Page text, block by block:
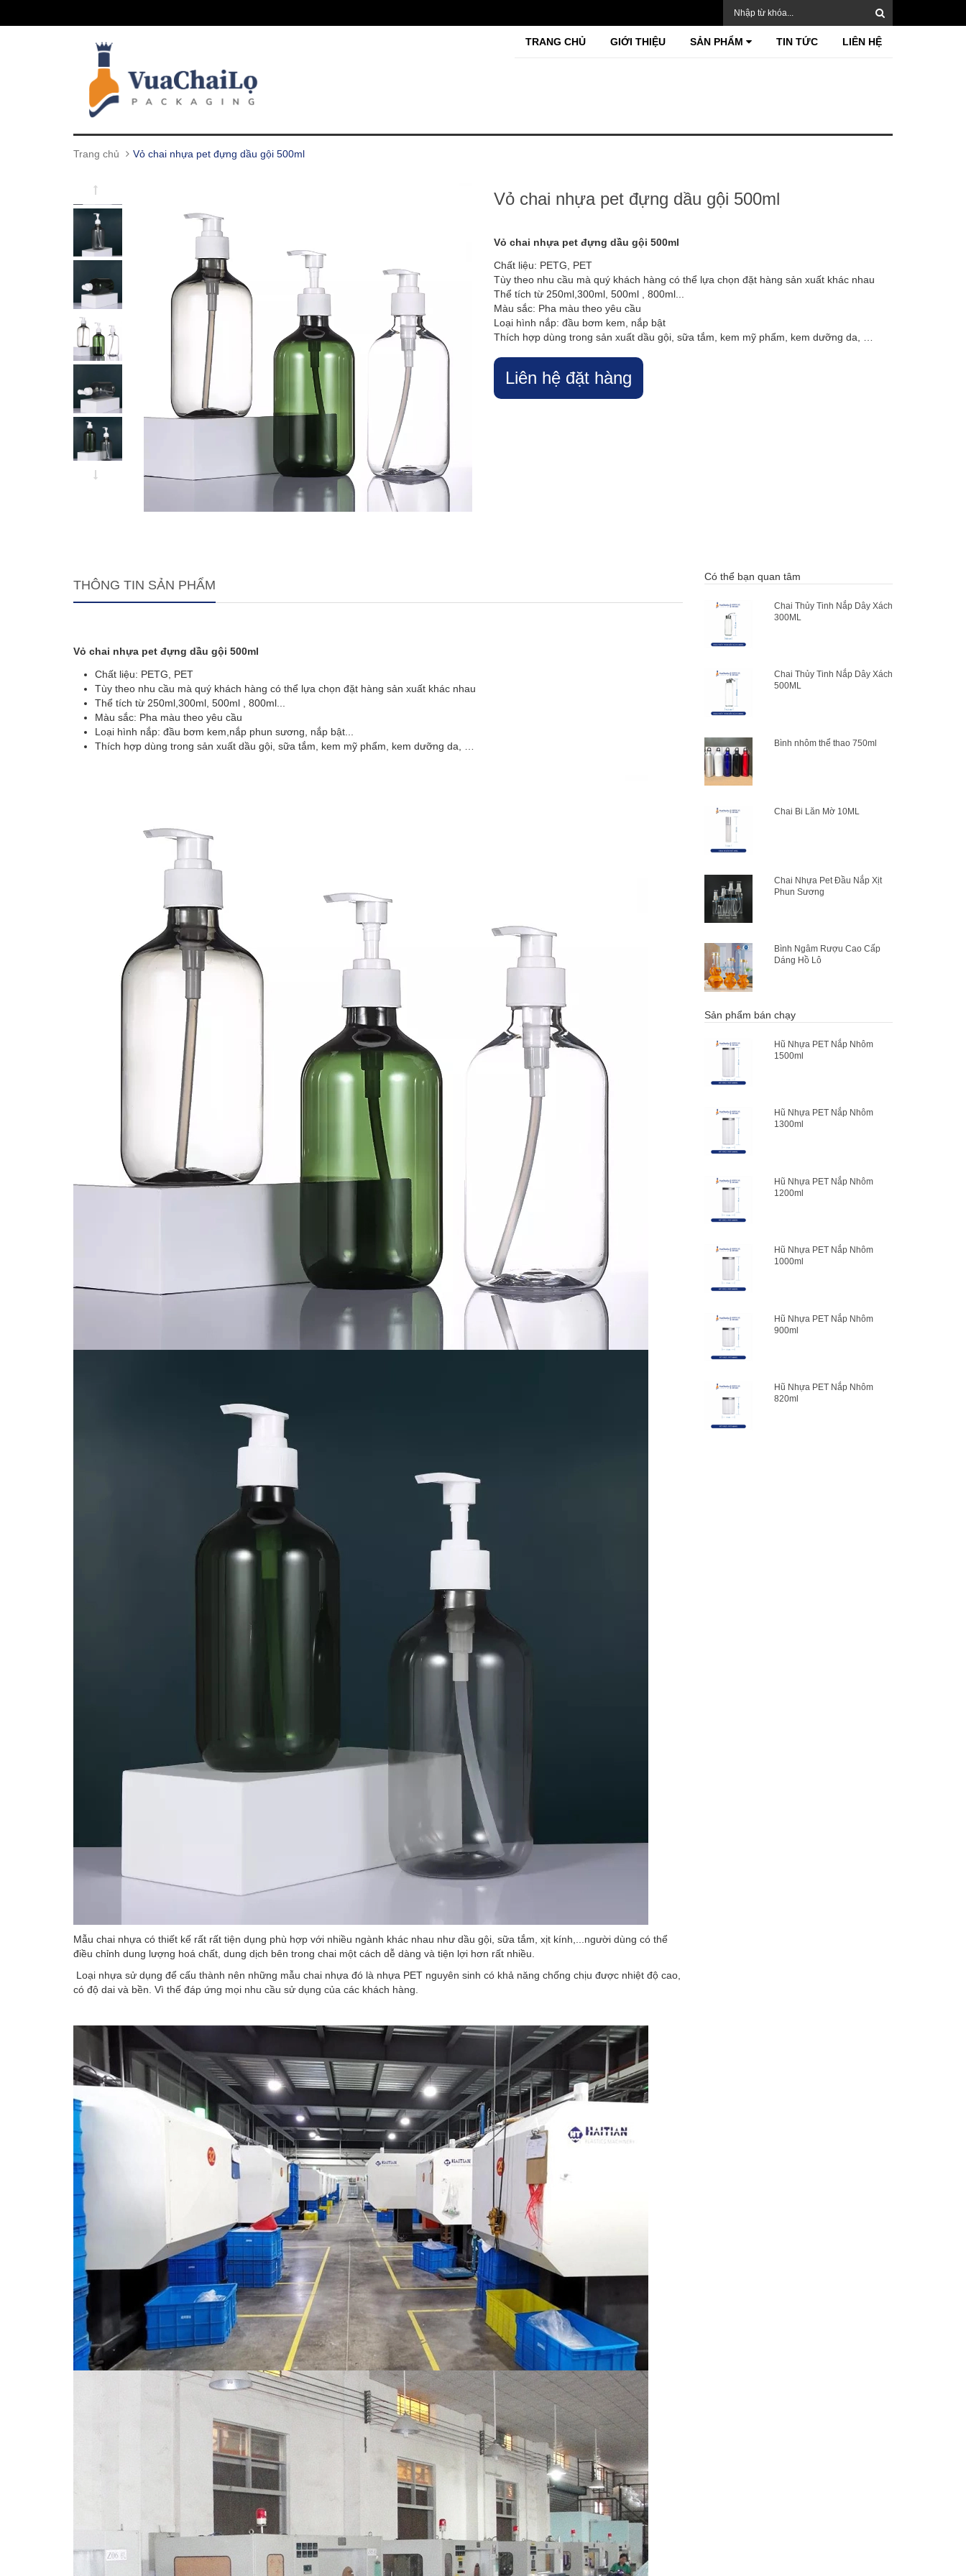
TRANG CHỦ GIỚI THIỆU SẢN PHẨM TIN TỨC LIÊN HỆ
Trang chủ Vỏ chai nhựa pet đựng dầu gội 500ml
Vỏ chai nhựa pet đựng dầu gội 500ml
Vỏ chai nhựa pet đựng dầu gội 500ml
Chất liệu: PETG, PET
Tùy theo nhu cầu mà quý khách hàng có thể lựa chọn đặt hàng sản xuất khác nhau
Thể tích từ 250ml,300ml, 500ml , 800ml...
Màu sắc: Pha màu theo yêu cầu
Loại hình nắp: đầu bơm kem, nắp bật
Thích hợp dùng trong sản xuất dầu gội, sữa tắm, kem mỹ phẩm, kem dưỡng da, …
Liên hệ đặt hàng
THÔNG TIN SẢN PHẨM
Vỏ chai nhựa pet đựng dầu gội 500ml
Chất liệu: PETG, PET
Tùy theo nhu cầu mà quý khách hàng có thể lựa chọn đặt hàng sản xuất khác nhau
Thể tích từ 250ml,300ml, 500ml , 800ml...
Màu sắc: Pha màu theo yêu cầu
Loại hình nắp: đầu bơm kem,nắp phun sương, nắp bật...
Thích hợp dùng trong sản xuất dầu gội, sữa tắm, kem mỹ phẩm, kem dưỡng da, …
Mẫu chai nhựa có thiết kế rất rất tiện dụng phù hợp với nhiều ngành khác nhau như dầu gội, sữa tắm, xịt kính,...người dùng có thể
điều chỉnh dung lượng hoá chất, dung dịch bên trong chai một cách dễ dàng và tiện lợi hơn rất nhiều.
Loại nhựa sử dụng để cấu thành nên những mẫu chai nhựa đó là nhựa PET nguyên sinh có khả năng chống chịu được nhiệt độ cao,
có độ dai và bền. Vì thế đáp ứng mọi nhu cầu sử dụng của các khách hàng.
Có thể bạn quan tâm
Chai Thủy Tinh Nắp Dây Xách
300ML
Chai Thủy Tinh Nắp Dây Xách
500ML
Bình nhôm thể thao 750ml
Chai Bi Lăn Mờ 10ML
Chai Nhựa Pet Đầu Nắp Xịt
Phun Sương
Bình Ngâm Rượu Cao Cấp
Dáng Hồ Lô
Sản phẩm bán chạy
Hũ Nhựa PET Nắp Nhôm
1500ml
Hũ Nhựa PET Nắp Nhôm
1300ml
Hũ Nhựa PET Nắp Nhôm
1200ml
Hũ Nhựa PET Nắp Nhôm
1000ml
Hũ Nhựa PET Nắp Nhôm
900ml
Hũ Nhựa PET Nắp Nhôm
820ml